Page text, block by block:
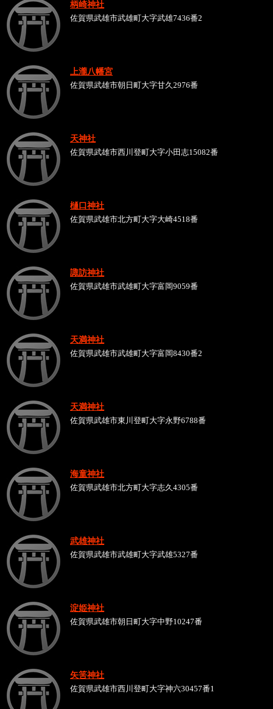
柄崎神社
佐賀県武雄市武雄町大字武雄7436番2
上瀧八幡宮
佐賀県武雄市朝日町大字甘久2976番
天神社
佐賀県武雄市西川登町大字小田志15082番
樋口神社
佐賀県武雄市北方町大字大崎4518番
諏訪神社
佐賀県武雄市武雄町大字富岡9059番
天満神社
佐賀県武雄市武雄町大字富岡8430番2
天満神社
佐賀県武雄市東川登町大字永野6788番
海童神社
佐賀県武雄市北方町大字志久4305番
武雄神社
佐賀県武雄市武雄町大字武雄5327番
淀姫神社
佐賀県武雄市朝日町大字中野10247番
矢筈神社
佐賀県武雄市西川登町大字神六30457番1